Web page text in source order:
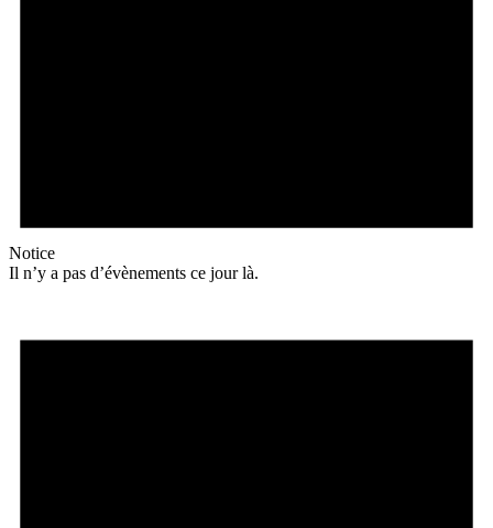
Notice
Il n’y a pas d’évènements ce jour là.